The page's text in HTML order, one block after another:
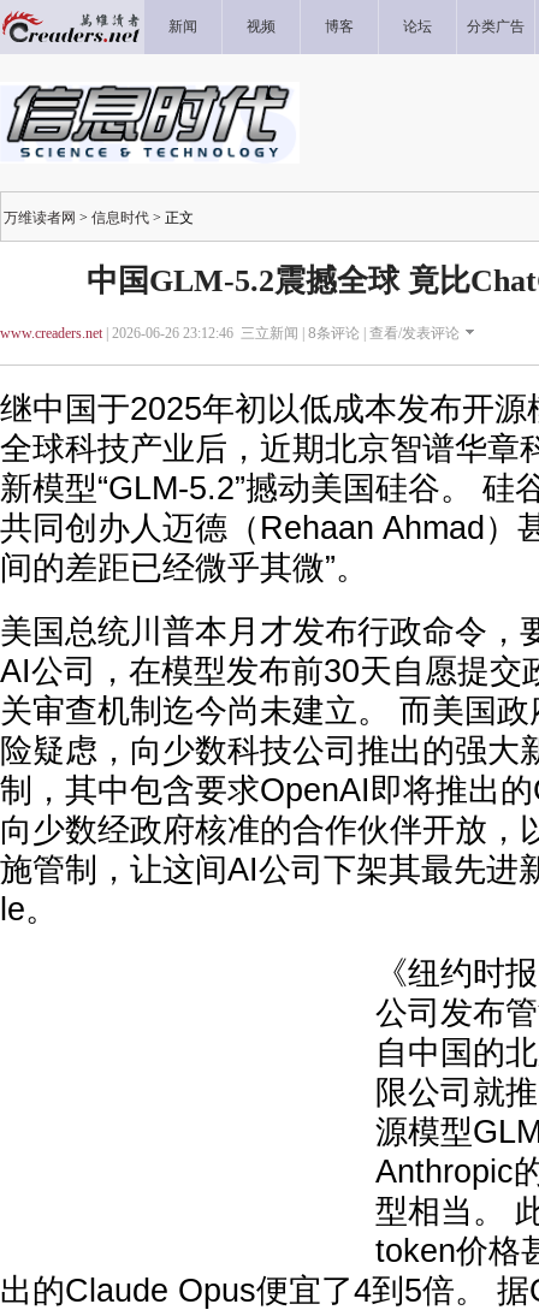
新闻 视频 博客 论坛 分类广告
万维读者网 > 信息时代 > 正文
中国GLM-5.2震撼全球 竟比
www.creaders.net| 2026-06-26 23:12:46 三立新闻 | 8条评论 | 查看/发表评论
继中国于2025年初以低成本发布开
全球科技产业后，近期北京智谱华章
新模型“GLM-5.2”撼动美国硅谷。 硅
共同创办人迈德（Rehaan Ahmad）
间的差距已经微乎其微”。
美国总统川普本月才发布行政命令，
AI公司，在模型发布前30天自愿提交
关审查机制迄今尚未建立。 而美国
险疑虑，向少数科技公司推出的强大
制，其中包含要求OpenAI即将推出
向少数经政府核准的合作伙伴开放，
施管制，让这间AI公司下架其最先进
le。
《纽约时
公司发布
自中国的
限公司就
源模型
Anthropic
型相当。
token价格
出的Claude Opus便宜了4到5倍。